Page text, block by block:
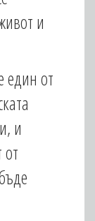
и
един от
и